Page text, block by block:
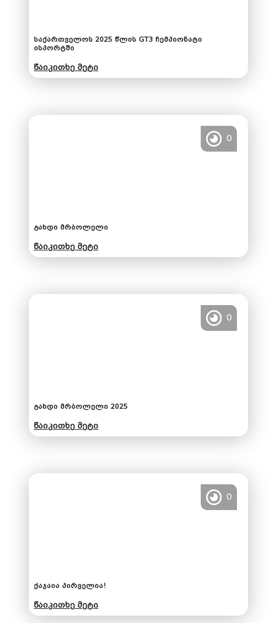
საქართველოს 2025 წლის GT3 ჩემპიონატი
ისპორტში
წაიკითხე მეტი
0
გახდი მრბოლელი
წაიკითხე მეტი
0
გახდი მრბოლელი 2025
წაიკითხე მეტი
0
ქაჯაია პირველია!
წაიკითხე მეტი